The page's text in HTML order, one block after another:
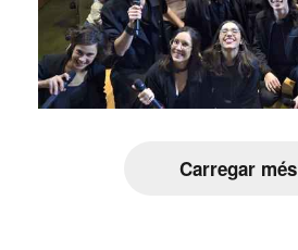
Carregar més